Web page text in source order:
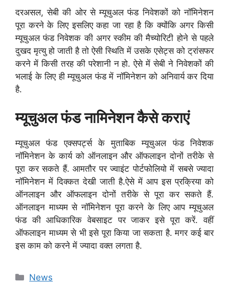
दरअसल, सेबी की ओर से म्‍यूचुअल फंड निवेशकों को नॉमिनेशन
पूरा करने के लिए इसलिए कहा जा रहा है कि क्योंकि अगर किसी
म्‍यूचुअल फंड निवेशक की अगर स्कीम की मैच्योरिटी होने से पहले
दुखद मृत्यु हो जाती है तो ऐसी स्थिति में उसके एसेट्स को ट्रांसफर
करने में किसी तरह की परेशानी न हो. ऐसे में सेबी ने निवेशकों की
भलाई के लिए ही म्‍यूचुअल फंड में नॉमिनेशन को अनिवार्य कर दिया
है.
म्‍यूचुअल फंड नामिनेशन कैसे कराएं
म्‍यूचुअल फंड एक्सपर्ट्स के मुताबिक म्‍यूचुअल फंड निवेशक
नॉमिनेशन के कार्य को ऑनलाइन और ऑफलाइन दोनों तरीके से
पूरा कर सकते हैं. आमतौर पर ज्वाइंट पोर्टफोलियो में सबसे ज्यादा
नॉमिनेशन में दिक्कत देखी जाती है.ऐसे में आप इस प्रक्रिया को
ऑनलाइन और ऑफलाइन दोनों तरीके से पूरा कर सकते हैं.
ऑनलाइन माध्यम से नॉमिनेशन पूरा करने के लिए आप म्‍यूचुअल
फंड की आधिकारिक वेबसाइट पर जाकर इसे पूरा करें. वहीं
ऑफलाइन माध्यम से भी इसे पूरा किया जा सकता है. मगर कई बार
इस काम को करने में ज्यादा वक्त लगता है.
Categories
News